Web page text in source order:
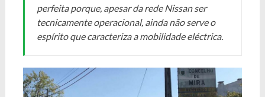
perfeita porque, apesar da rede Nissan ser
tecnicamente operacional, ainda não serve o
espírito que caracteriza a mobilidade eléctrica.